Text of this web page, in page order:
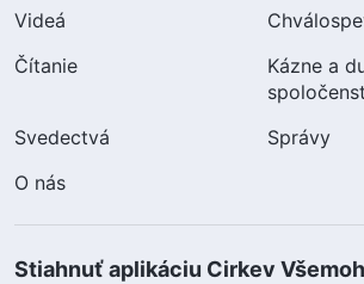
Videá
Čítanie
Kázne a
Svedectvá
Správy
O nás
Stiahnuť aplikáciu Cirkev